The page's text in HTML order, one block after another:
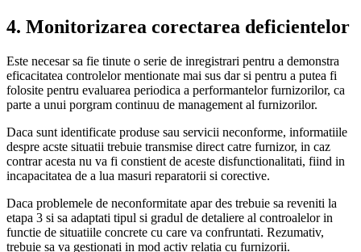
4. Monitorizarea corectarea deficientelor
Este necesar sa fie tinute o serie de inregistrari pentru a demonstra
eficacitatea controlelor mentionate mai sus dar si pentru a putea fi
folosite pentru evaluarea periodica a performantelor furnizorilor, ca
parte a unui porgram continuu de management al furnizorilor.
Daca sunt identificate produse sau servicii neconforme, informatiile
despre acste situatii trebuie transmise direct catre furnizor, in caz
contrar acesta nu va fi constient de aceste disfunctionalitati, fiind in
incapacitatea de a lua masuri reparatorii si corective.
Daca problemele de neconformitate apar des trebuie sa reveniti la
etapa 3 si sa adaptati tipul si gradul de detaliere al controalelor in
functie de situatiile concrete cu care va confruntati. Rezumativ,
trebuie sa va gestionati in mod activ relatia cu furnizorii.